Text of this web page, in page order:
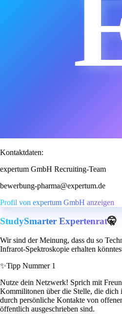
Kontaktdaten:
expertum GmbH Recruiting-Team
bewerbung-pharma@expertum.de
Profil von expertum GmbH anzeigen
StudySmarter Expertenrat🤫
Wir sind der Meinung, dass du so
Infrarot-Spektroskopie erhalten
✨Tipp Nummer 1
Nutze dein Netzwerk! Sprich mit
Kommilitonen über die Stelle, die dich
durch persönliche Kontakte von
öffentlich ausgeschrieben sind.